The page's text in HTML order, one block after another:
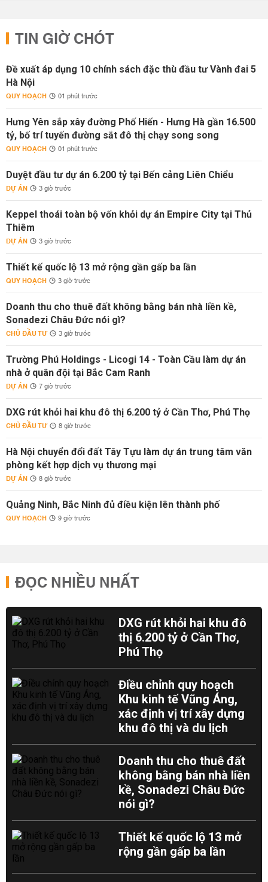
TIN GIỜ CHÓT
Đề xuất áp dụng 10 chính sách đặc thù đầu tư Vành đai 5
Hà Nội
QUY HOẠCH 01 phút trước
Hưng Yên sắp xây đường Phố Hiến - Hưng Hà gần 16.500
tỷ, bố trí tuyến đường sắt đô thị chạy song song
QUY HOẠCH 01 phút trước
Duyệt đầu tư dự án 6.200 tỷ tại Bến cảng Liên Chiểu
DỰ ÁN 3 giờ trước
Keppel thoái toàn bộ vốn khỏi dự án Empire City tại Thủ
Thiêm
DỰ ÁN 3 giờ trước
Thiết kế quốc lộ 13 mở rộng gần gấp ba lần
QUY HOẠCH 3 giờ trước
Doanh thu cho thuê đất không bằng bán nhà liền kề,
Sonadezi Châu Đức nói gì?
CHỦ ĐẦU TƯ 3 giờ trước
Trường Phú Holdings - Licogi 14 - Toàn Cầu làm dự án
nhà ở quân đội tại Bắc Cam Ranh
DỰ ÁN 7 giờ trước
DXG rút khỏi hai khu đô thị 6.200 tỷ ở Cần Thơ, Phú Thọ
CHỦ ĐẦU TƯ 8 giờ trước
Hà Nội chuyển đổi đất Tây Tựu làm dự án trung tâm văn
phòng kết hợp dịch vụ thương mại
DỰ ÁN 8 giờ trước
Quảng Ninh, Bắc Ninh đủ điều kiện lên thành phố
QUY HOẠCH 9 giờ trước
ĐỌC NHIỀU NHẤT
DXG rút khỏi hai khu đô
thị 6.200 tỷ ở Cần Thơ,
Phú Thọ
Điều chỉnh quy hoạch
Khu kinh tế Vũng Áng,
xác định vị trí xây dựng
khu đô thị và du lịch
Doanh thu cho thuê đất
không bằng bán nhà liền
kề, Sonadezi Châu Đức
nói gì?
Thiết kế quốc lộ 13 mở
rộng gần gấp ba lần